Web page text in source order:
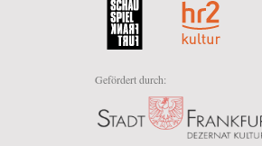
Gefördert durch: